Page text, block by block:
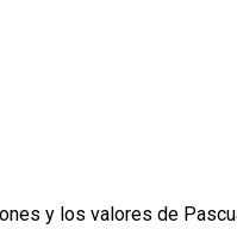
y los valores de